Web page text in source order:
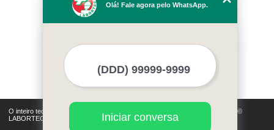
Missão
Serviços
Mais Serviços
O inteiro teor deste site está sujeito à proteção de direitos autorais. Copyright©
LABORTEC (Lei 9610 de 19/02/1998)
Olá! Fale agora pelo WhatsApp.
Iniciar conversa